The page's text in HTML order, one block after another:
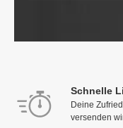
Schnelle
Deine
versenden